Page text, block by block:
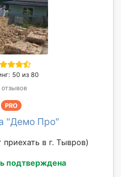
50 из 80
отзывов
PRO
"Демо Про"
в г. Тывров)
подтверждена